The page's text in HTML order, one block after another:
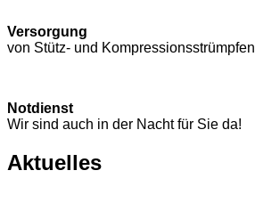
Versorgung
von Stütz- und Kompressions­strümpfen
Notdienst
Wir sind auch in der Nacht für Sie da!
Aktuelles